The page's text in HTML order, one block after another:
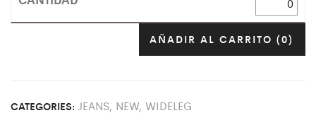
AÑADIR AL CARRITO (0)
CATEGORIES: JEANS, NEW, WIDELEG